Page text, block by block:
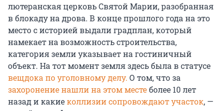
лютеранская церковь Святой Марии, разобранная
в блокаду на дрова. В конце прошлого года на это
место с историей выдали градплан, который
намекает на возможность строительства,
категория земли указывает на гостиничный
объект. На тот момент земля здесь была в статусе
вещдока по уголовному делу. О том, что за
захоронение нашли на этом местеболее 10 лет
назад и какиеколлизии сопровождают участок, —